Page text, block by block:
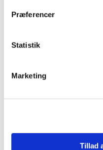
Præferencer
Statistik
Marketing
Tillad
ernæringspræparater
Lægemiddelstyrelsen
Duavive mod
hos kvinder får ikke
klausuleret tilskud